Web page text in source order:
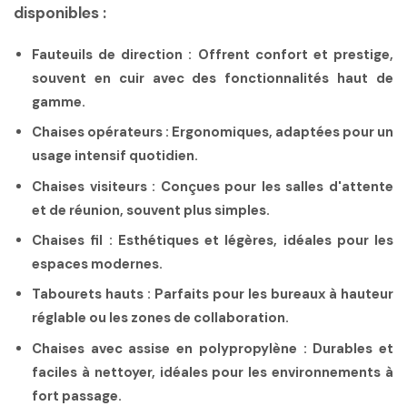
disponibles :
Fauteuils de direction : Offrent confort et prestige,
souvent en cuir avec des fonctionnalités haut de
gamme.
Chaises opérateurs : Ergonomiques, adaptées pour un
usage intensif quotidien.
Chaises visiteurs: Conçues pour les salles d'attente
et de réunion, souvent plus simples.
Chaises fil : Esthétiques et légères, idéales pour les
espaces modernes.
Tabourets hauts : Parfaits pour les bureaux à hauteur
réglable ou les zones de collaboration.
Chaises avec assise en polypropylène : Durables et
faciles à nettoyer, idéales pour les environnements à
fort passage.